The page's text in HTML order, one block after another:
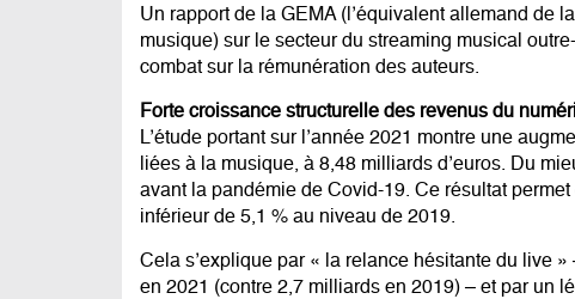
Un rapport de la GEMA (l’équivalent allemand de
musique) sur le secteur du streaming musical
combat sur la rémunération des auteurs.
Forte croissance structurelle des revenus du
L’étude portant sur l’année 2021 montre une
liées à la musique, à 8,48 milliards d’euros. Du
avant la pandémie de Covid-19. Ce résultat
inférieur de 5,1 % au niveau de 2019.
Cela s’explique par « la relance hésitante du live
en 2021 (contre 2,7 milliards en 2019) – et par un